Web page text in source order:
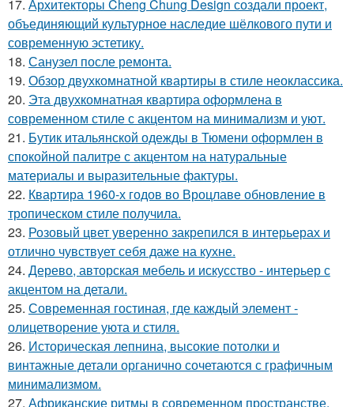
17. Архитекторы Cheng Chung Design создали проект,
объединяющий культурное наследие шёлкового пути и
современную эстетику.
18. Санузел после ремонта.
19. Обзор двухкомнатной квартиры в стиле неоклассика.
20. Эта двухкомнатная квартира оформлена в
современном стиле с акцентом на минимализм и уют.
21. Бутик итальянской одежды в Тюмени оформлен в
спокойной палитре с акцентом на натуральные
материалы и выразительные фактуры.
22. Квартира 1960-х годов во Вроцлаве обновление в
тропическом стиле получила.
23. Розовый цвет уверенно закрепился в интерьерах и
отлично чувствует себя даже на кухне.
24. Дерево, авторская мебель и искусство - интерьер с
акцентом на детали.
25. Современная гостиная, где каждый элемент -
олицетворение уюта и стиля.
26. Историческая лепнина, высокие потолки и
винтажные детали органично сочетаются с графичным
минимализмом.
27. Африканские ритмы в современном пространстве.